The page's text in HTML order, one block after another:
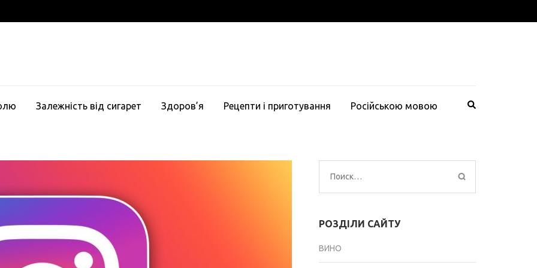
Залежність від сигарет Здоров’я Рецепти і приготування Російською мовою
Найти:
РОЗДІЛИ САЙТУ
ВИНО